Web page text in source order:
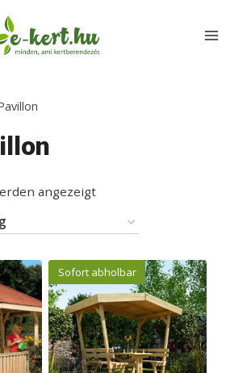
angezeigt
Sofort abholbar